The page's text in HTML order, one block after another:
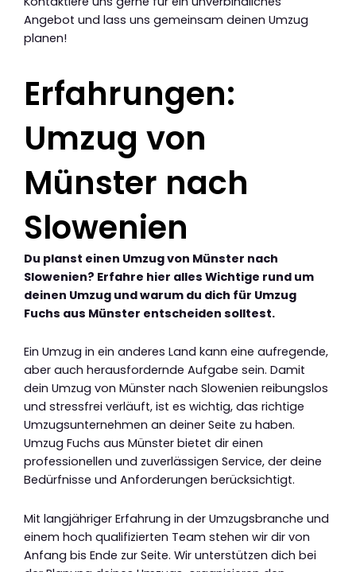
Angebot und lass uns gemeinsam deinen Umzug
planen!
Erfahrungen:
Umzug von
Münster nach
Slowenien
Du planst einen Umzug von Münster nach
Slowenien? Erfahre hier alles Wichtige rund um
deinen Umzug und warum du dich für Umzug
Fuchs aus Münster entscheiden solltest.
Ein Umzug in ein anderes Land kann eine aufregende,
aber auch herausfordernde Aufgabe sein. Damit
dein Umzug von Münster nach Slowenien reibungslos
und stressfrei verläuft, ist es wichtig, das richtige
Umzugsunternehmen an deiner Seite zu haben.
Umzug Fuchs aus Münster bietet dir einen
professionellen und zuverlässigen Service, der deine
Bedürfnisse und Anforderungen berücksichtigt.
Mit langjähriger Erfahrung in der Umzugsbranche und
einem hoch qualifizierten Team stehen wir dir von
Anfang bis Ende zur Seite. Wir unterstützen dich bei